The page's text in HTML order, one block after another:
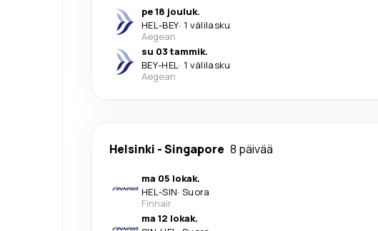
pe 18 jouluk.
HEL-BEY· 1 välilasku
Aegean
su 03 tammik.
BEY-HEL· 1 välilasku
Aegean
Helsinki -Singapore 8 päivää
ma 05 lokak.
HEL-SIN· Suora
Finnair
ma 12 lokak.